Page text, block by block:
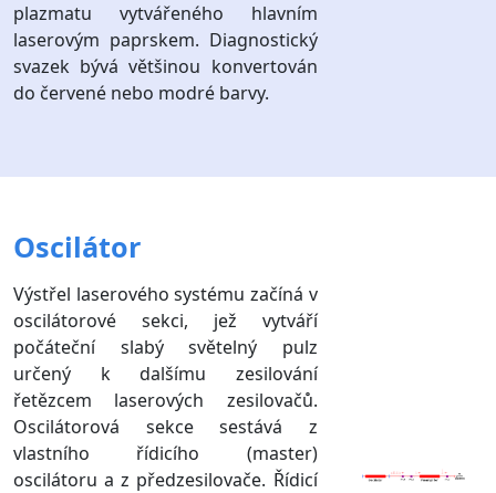
plazmatu vytvářeného hlavním
laserovým paprskem. Diagnostický
svazek bývá většinou konvertován
do červené nebo modré barvy.
Oscilátor
Výstřel laserového systému začíná v
oscilátorové sekci, jež vytváří
počáteční slabý světelný pulz
určený k dalšímu zesilování
řetězcem laserových zesilovačů.
Oscilátorová sekce sestává z
vlastního řídicího (master)
oscilátoru a z předzesilovače. Řídicí